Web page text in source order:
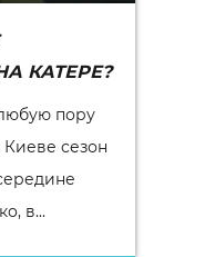
КАТЕРЕ?
пору
Киеве сезон
в...